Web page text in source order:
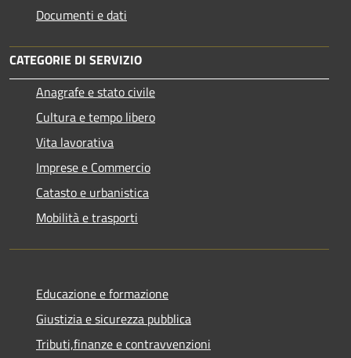
Documenti e dati
CATEGORIE DI SERVIZIO
Anagrafe e stato civile
Cultura e tempo libero
Vita lavorativa
Imprese e Commercio
Catasto e urbanistica
Mobilità e trasporti
Educazione e formazione
Giustizia e sicurezza pubblica
Tributi,finanze e contravvenzioni